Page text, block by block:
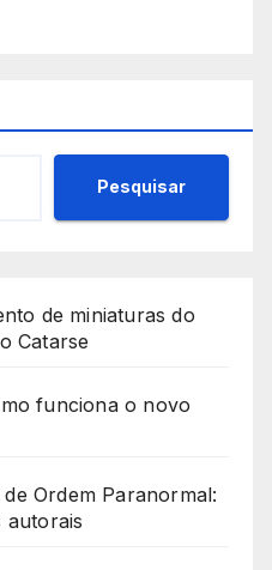
Pesquisar
de miniaturas do
Catarse
funciona o novo
Ordem Paranormal:
autorais